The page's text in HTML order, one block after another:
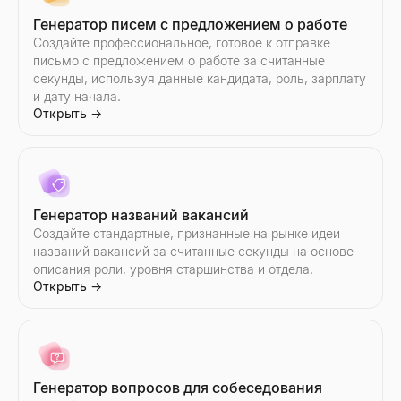
Email-аутрич
Автоматизируйте персонализированную email-рассылку с
Открыть→
Протестируйте тему письма бесплатно. Получите
Открыть
Проверка электронной почты на спам
Бесплатная проверка электронной почты на спам.
Малый бизнес рядом
Найдите малый бизнес рядом с вами — открыт сейчас,
Открыть→
Мгновенно создавайте снимки B2B-разведки компаний —
Открыть
Поиск похожих компаний
Мгновенно находите компании, похожие на ваших лучших
Генератор писем с предложением о работе
Создайте профессиональное, готовое к отправке
письмо с предложением о работе за считанные
секунды, используя данные кандидата, роль, зарплату
и дату начала.
Открыть →
Генератор названий вакансий
Создайте стандартные, признанные на рынке идеи
названий вакансий за считанные секунды на основе
описания роли, уровня старшинства и отдела.
Открыть →
Генератор вопросов для собеседования